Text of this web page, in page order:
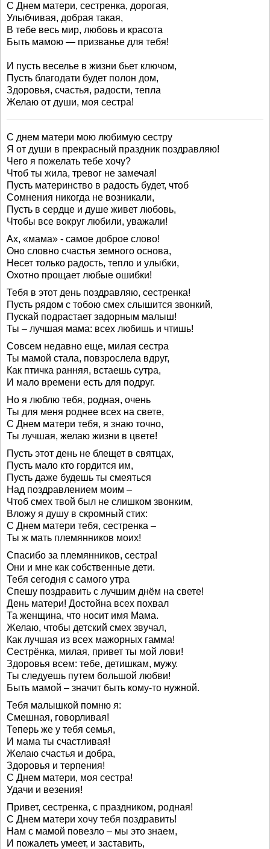
С Днем матери, сестренка, дорогая,
Улыбчивая, добрая такая,
В тебе весь мир, любовь и красота
Быть мамою — призванье для тебя!
И пусть веселье в жизни бьет ключом,
Пусть благодати будет полон дом,
Здоровья, счастья, радости, тепла
Желаю от души, моя сестра!
С днем матери мою любимую сестру
Я от души в прекрасный праздник поздравляю!
Чего я пожелать тебе хочу?
Чтоб ты жила, тревог не замечая!
Пусть материнство в радость будет, чтоб
Сомнения никогда не возникали,
Пусть в сердце и душе живет любовь,
Чтобы все вокруг любили, уважали!
Ах, «мама» - самое доброе слово!
Оно словно счастья земного основа,
Несет только радость, тепло и улыбки,
Охотно прощает любые ошибки!
Тебя в этот день поздравляю, сестренка!
Пусть рядом с тобою смех слышится звонкий,
Пускай подрастает задорным малыш!
Ты – лучшая мама: всех любишь и чтишь!
Совсем недавно еще, милая сестра
Ты мамой стала, повзрослела вдруг,
Как птичка ранняя, встаешь сутра,
И мало времени есть для подруг.
Но я люблю тебя, родная, очень
Ты для меня роднее всех на свете,
С Днем матери тебя, я знаю точно,
Ты лучшая, желаю жизни в цвете!
Пусть этот день не блещет в святцах,
Пусть мало кто гордится им,
Пусть даже будешь ты смеяться
Над поздравлением моим –
Чтоб смех твой был не слишком звонким,
Вложу я душу в скромный стих:
С Днем матери тебя, сестренка –
Ты ж мать племянников моих!
Спасибо за племянников, сестра!
Они и мне как собственные дети.
Тебя сегодня с самого утра
Спешу поздравить с лучшим днём на свете!
День матери! Достойна всех похвал
Та женщина, что носит имя Мама.
Желаю, чтобы детский смех звучал,
Как лучшая из всех мажорных гамма!
Сестрёнка, милая, привет ты мой лови!
Здоровья всем: тебе, детишкам, мужу.
Ты следуешь путем большой любви!
Быть мамой – значит быть кому-то нужной.
Тебя малышкой помню я:
Смешная, говорливая!
Теперь же у тебя семья,
И мама ты счастливая!
Желаю счастья и добра,
Здоровья и терпения!
С Днем матери, моя сестра!
Удачи и везения!
Привет, сестренка, с праздником, родная!
С Днем матери хочу тебя поздравить!
Нам с мамой повезло – мы это знаем,
И пожалеть умеет, и заставить,